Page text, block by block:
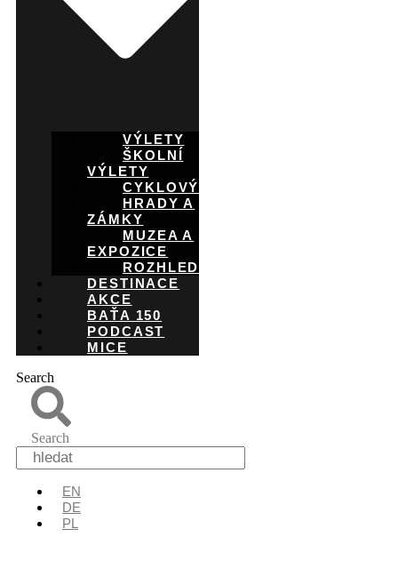
VÝLETY
ŠKOLNÍ
VÝLETY
CYKLOVÝLETY
HRADY A
ZÁMKY
MUZEA A
EXPOZICE
ROZHLEDNY
DESTINACE
AKCE
BAŤA 150
PODCAST
MICE
Search
Search
EN
DE
PL